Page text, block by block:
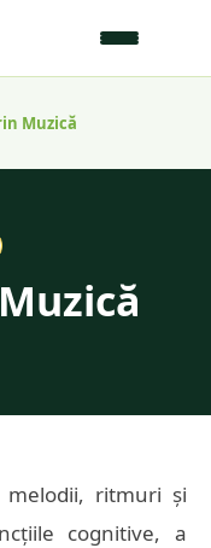
Muzică
melodii, ritmuri și
cognitive, a